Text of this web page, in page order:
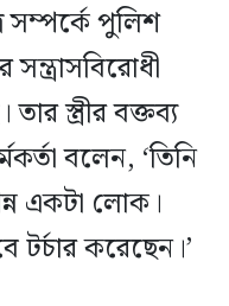
সম্পর্কে পুলিশ
স্ত্রীর বক্তব্য
বলেন, ‘তিনি
একটা লোক।
টর্চার করেছেন।’